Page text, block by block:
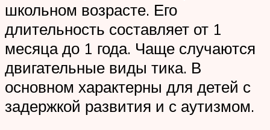
школьном возрасте. Его
длительность составляет от 1
месяца до 1 года. Чаще случаются
двигательные виды тика. В
основном характерны для детей с
задержкой развития и с аутизмом.